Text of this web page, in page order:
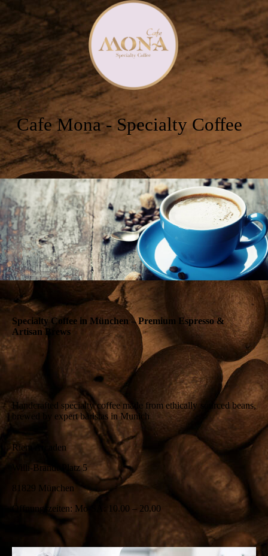
Cafe Mona - Specialty Coffee
Specialty Coffee in München – Premium Espresso &
Artisan Brews
Handcrafted specialty coffee made from ethically sourced beans,
brewed by expert baristas in Munich
Riem Arcaden
Willi-Brandt-Platz 5
81829 München
Öffnungszeiten: Mo-SA: 10.00 – 20.00